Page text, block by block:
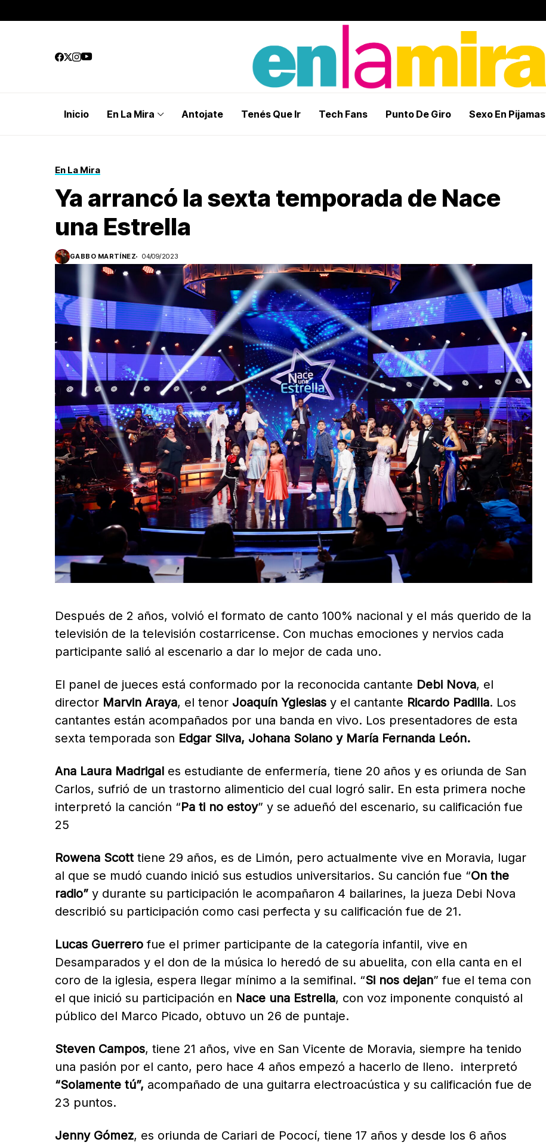
Inicio En La Mira Antojate Tenés Que Ir Tech Fans Punto De Giro Sexo En Pijamas
En La Mira
Ya arrancó la sexta temporada de Nace
una Estrella
GABBO MARTÍNEZ 04/09/2023
Después de 2 años, volvió el formato de canto 100% nacional y el más querido de la
televisión de la televisión costarricense. Con muchas emociones y nervios cada
participante salió al escenario a dar lo mejor de cada uno.
El panel de jueces está conformado por la reconocida cantante Debi Nova, el
director Marvin Araya, el tenor Joaquín Yglesias y el cantante Ricardo Padilla. Los
cantantes están acompañados por una banda en vivo. Los presentadores de esta
sexta temporada son Edgar Silva, Johana Solano y María Fernanda León.
Ana Laura Madrigal es estudiante de enfermería, tiene 20 años y es oriunda de San
Carlos, sufrió de un trastorno alimenticio del cual logró salir. En esta primera noche
interpretó la canción “Pa ti no estoy” y se adueñó del escenario, su calificación fue
25
Rowena Scott tiene 29 años, es de Limón, pero actualmente vive en Moravia, lugar
al que se mudó cuando inició sus estudios universitarios. Su canción fue “On the
radio” y durante su participación le acompañaron 4 bailarines, la jueza Debi Nova
describió su participación como casi perfecta y su calificación fue de 21.
Lucas Guerrero fue el primer participante de la categoría infantil, vive en
Desamparados y el don de la música lo heredó de su abuelita, con ella canta en el
coro de la iglesia, espera llegar mínimo a la semifinal. “Si nos dejan” fue el tema con
el que inició su participación en Nace una Estrella, con voz imponente conquistó al
público del Marco Picado, obtuvo un 26 de puntaje.
Steven Campos, tiene 21 años, vive en San Vicente de Moravia, siempre ha tenido
una pasión por el canto, pero hace 4 años empezó a hacerlo de lleno. interpretó
“Solamente tú”, acompañado de una guitarra electroacústica y su calificación fue de
23 puntos.
Jenny Gómez, es oriunda de Cariari de Pococí, tiene 17 años y desde los 6 años